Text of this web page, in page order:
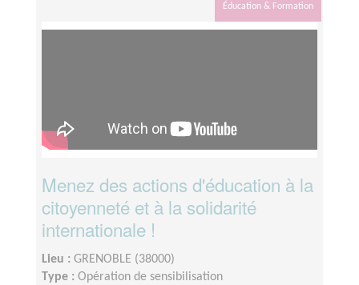
(en fonction des besoins identifiés avec le jeune
Éducation & Formation
Menez des actions d'éducation à la
citoyenneté et à la solidarité
internationale !
Lieu : GRENOBLE (38000)
Type : Opération de sensibilisation